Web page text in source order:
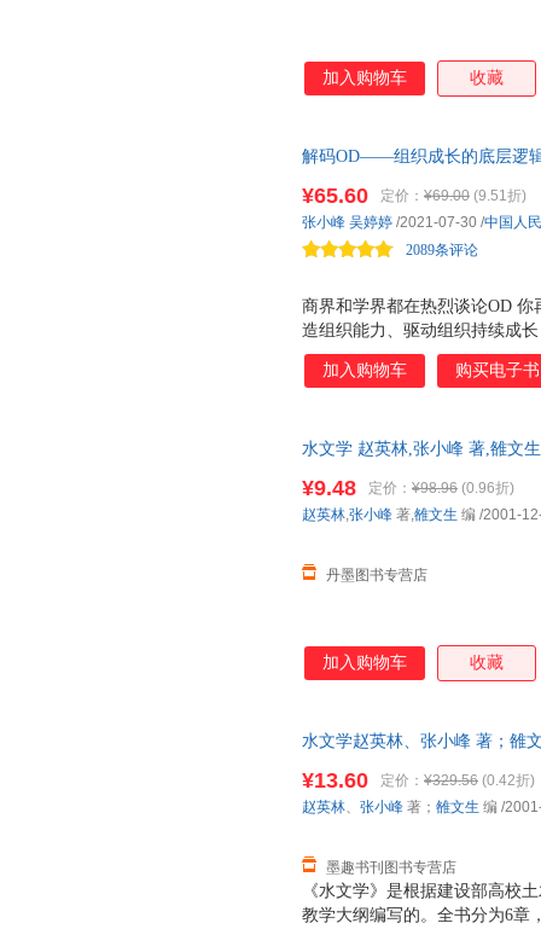
加入购物车 收藏
解码OD——组织成长的底层逻
商界和学界都在热烈谈论OD
造组织能力、驱动组织持续成
开展OD的 你的企业又该如何
力 这本书将全面提升你对OD
¥65.60 定价： ¥69.00 (9.51折)
2089条评论
张小峰 吴婷婷 /2021-07-30 /中国人
加入购物车 购买电子书
水文学 赵英林,张小峰 著,雒文
¥9.48 定价： ¥98.96 (0.96折)
丹墨图书专营店
赵英林,张小峰 著,雒文生 编 /2001-
加入购物车 收藏
水文学赵英林、张小峰 著；雒
《水文学》是根据建设部高校
教学大纲编写的。全书分为6章
¥13.60 定价： ¥329.56 (0.42折)
墨趣书刊图书专营店
赵英林、 张小峰 著； 雒文生 编 /